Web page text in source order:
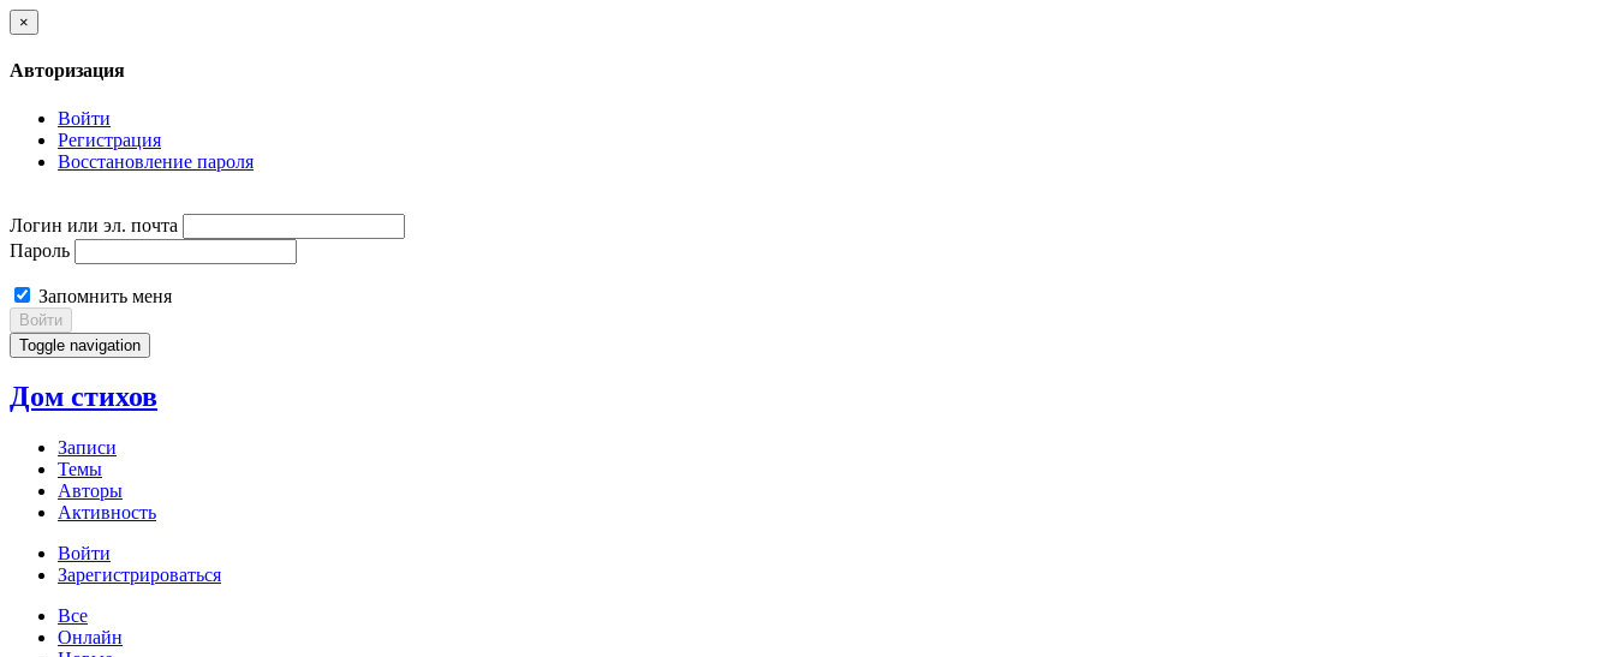
×
Авторизация
Войти
Регистрация
Восстановление пароля
Логин или эл. почта
Пароль
Запомнить меня
Войти
Toggle navigation
Дом стихов
Записи
Темы
Авторы
Активность
Войти
Зарегистрироваться
Все
Онлайн